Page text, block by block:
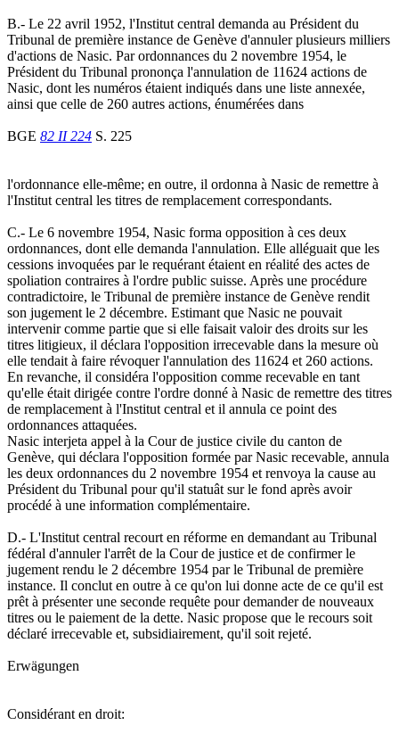
B.- Le 22 avril 1952, l'Institut central demanda au Président du
Tribunal de première instance de Genève d'annuler plusieurs milliers
d'actions de Nasic. Par ordonnances du 2 novembre 1954, le
Président du Tribunal prononça l'annulation de 11624 actions de
Nasic, dont les numéros étaient indiqués dans une liste annexée,
ainsi que celle de 260 autres actions, énumérées dans
BGE 82 II 224 S. 225
l'ordonnance elle-même; en outre, il ordonna à Nasic de remettre à
l'Institut central les titres de remplacement correspondants.
C.- Le 6 novembre 1954, Nasic forma opposition à ces deux
ordonnances, dont elle demanda l'annulation. Elle alléguait que les
cessions invoquées par le requérant étaient en réalité des actes de
spoliation contraires à l'ordre public suisse. Après une procédure
contradictoire, le Tribunal de première instance de Genève rendit
son jugement le 2 décembre. Estimant que Nasic ne pouvait
intervenir comme partie que si elle faisait valoir des droits sur les
titres litigieux, il déclara l'opposition irrecevable dans la mesure où
elle tendait à faire révoquer l'annulation des 11624 et 260 actions.
En revanche, il considéra l'opposition comme recevable en tant
qu'elle était dirigée contre l'ordre donné à Nasic de remettre des titres
de remplacement à l'Institut central et il annula ce point des
ordonnances attaquées.
Nasic interjeta appel à la Cour de justice civile du canton de
Genève, qui déclara l'opposition formée par Nasic recevable, annula
les deux ordonnances du 2 novembre 1954 et renvoya la cause au
Président du Tribunal pour qu'il statuât sur le fond après avoir
procédé à une information complémentaire.
D.- L'Institut central recourt en réforme en demandant au Tribunal
fédéral d'annuler l'arrêt de la Cour de justice et de confirmer le
jugement rendu le 2 décembre 1954 par le Tribunal de première
instance. Il conclut en outre à ce qu'on lui donne acte de ce qu'il est
prêt à présenter une seconde requête pour demander de nouveaux
titres ou le paiement de la dette. Nasic propose que le recours soit
déclaré irrecevable et, subsidiairement, qu'il soit rejeté.
Erwägungen
Considérant en droit: